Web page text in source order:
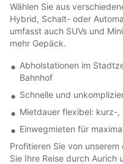
Wählen Sie aus
Hybrid, Schalt- oder
umfasst auch SUVs und
mehr Gepäck.
Abholstationen im
Bahnhof
Schnelle und
Mietdauer flexibel: kurz-
Einwegmieten für
Profitieren Sie von
Sie Ihre Reise durch Aurich